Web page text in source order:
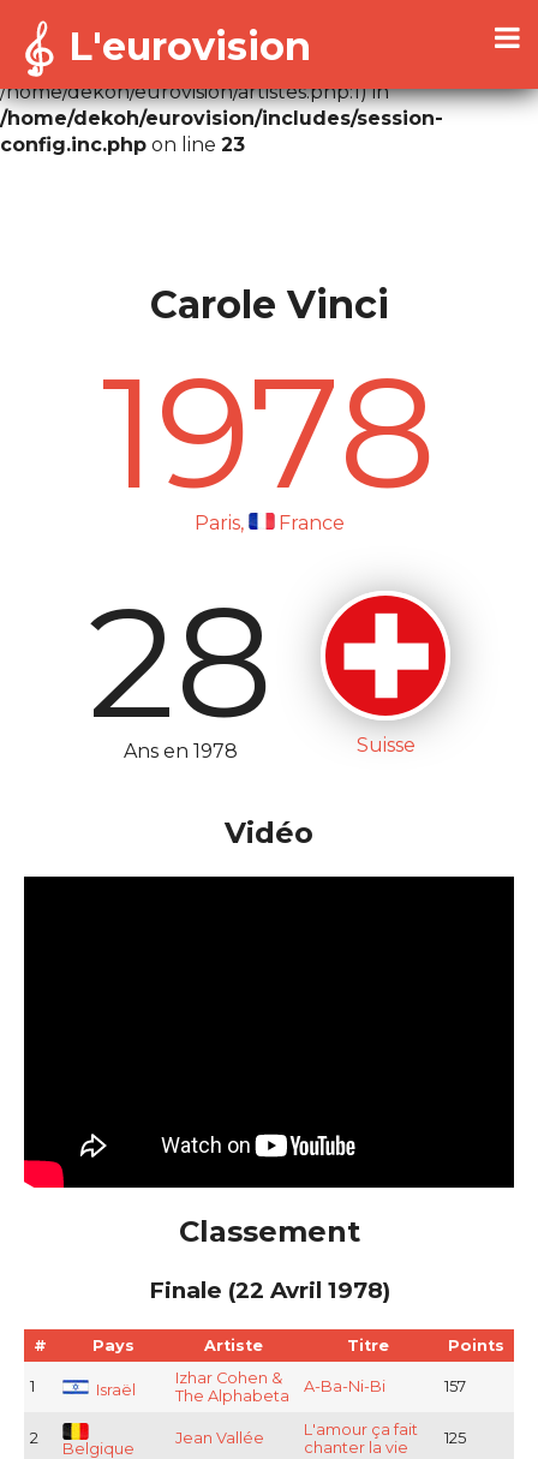
Warning
: Cannot modify header information - headers
already sent by (output started at
/home/dekoh/eurovision/artistes.php:1) in
/home/dekoh/eurovision/includes/session-
config.inc.php on line 23
L'eurovision
Carole Vinci
1978
Paris, France
28
Ans en 1978 Suisse
Vidéo
Classement
Finale (22 Avril 1978)
# Pays Artiste Titre Points
1 Israël
Izhar Cohen &
The Alphabeta
A-Ba-Ni-Bi 157
2
Belgique
Jean Vallée
L'amour ça fait
chanter la vie
125